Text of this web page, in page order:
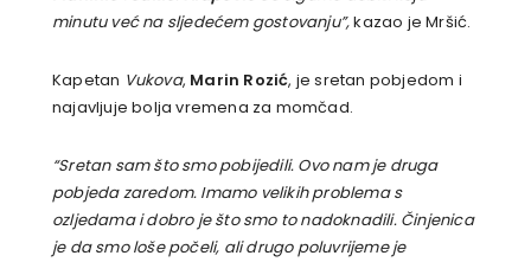
minutu već na sljedećem gostovanju”,kazao je Mršić.
Kapetan Vukova, Marin Rozić, je sretan pobjedom i
najavljuje bolja vremena za momčad.
“Sretan sam što smo pobijedili. Ovo nam je druga
pobjeda zaredom. Imamo velikih problema s
ozljedama i dobro je što smo to nadoknadili. Činjenica
je da smo loše počeli, ali drugo poluvrijeme je